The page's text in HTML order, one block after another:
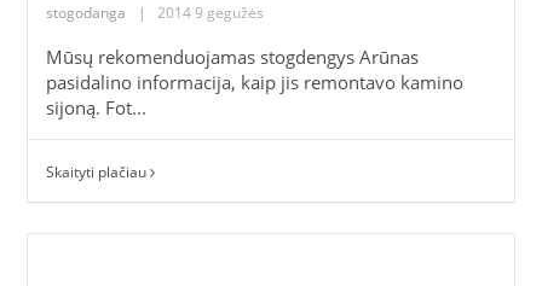
stogodanga | 2014 9 gegužės
Mūsų rekomenduojamas stogdengys Arūnas
pasidalino informacija, kaip jis remontavo kamino
sijoną. Fot...
Skaityti plačiau